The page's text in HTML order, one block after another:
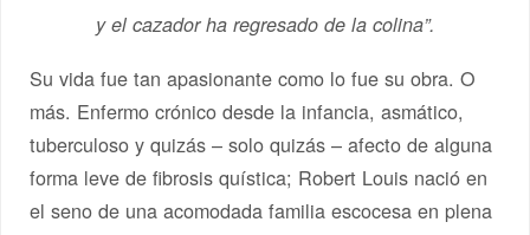
y el cazador ha regresado de la colina”.
Su vida fue tan apasionante como lo fue su obra. O
más. Enfermo crónico desde la infancia, asmático,
tuberculoso y quizás – solo quizás – afecto de alguna
forma leve de fibrosis quística; Robert Louis nació en
el seno de una acomodada familia escocesa en plena